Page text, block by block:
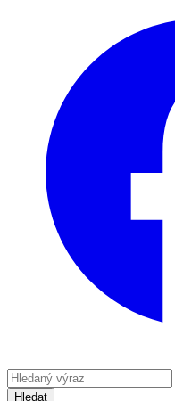
Hledat